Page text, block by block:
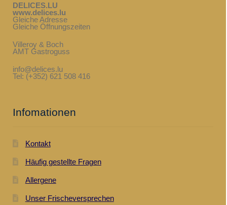
DELICES.LU
www.delices.lu
Gleiche Adresse
Gleiche Öffnungszeiten
Villeroy & Boch
AMT Gastroguss
info@delices.lu
Tel: (+352) 621 508 416
Infomationen
Kontakt
Häufig gestellte Fragen
Allergene
Unser Frischeversprechen